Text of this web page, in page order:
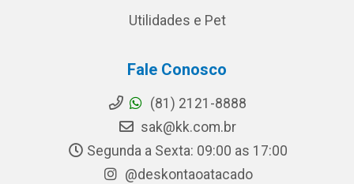
Utilidades e Pet
Fale Conosco
(81) 2121-8888
sak@kk.com.br
Segunda a Sexta: 09:00 as 17:00
@deskontaoatacado